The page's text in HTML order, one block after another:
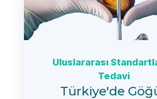
Uluslararası
Tedavi
Türkiye'de